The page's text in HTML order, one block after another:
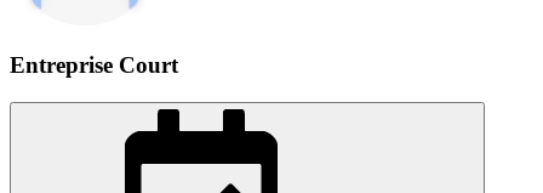
Entreprise Court